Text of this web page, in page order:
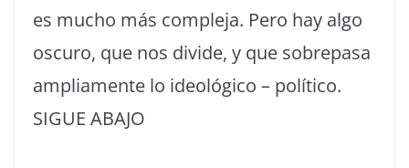
es mucho más compleja. Pero hay algo
oscuro, que nos divide, y que sobrepasa
ampliamente lo ideológico – político.
SIGUE ABAJO